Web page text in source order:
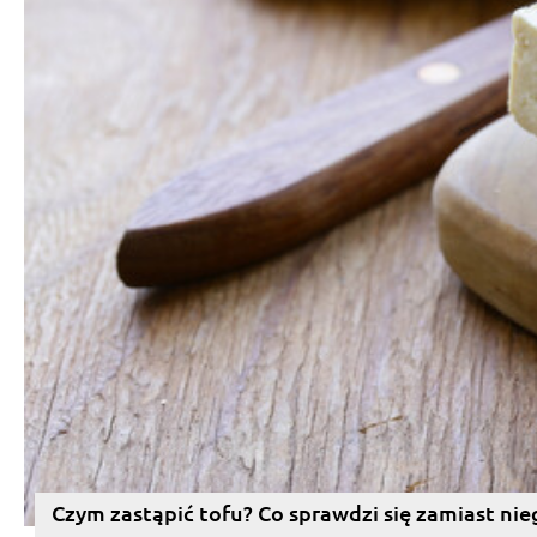
Czym zastąpić tofu? Co sprawdzi się zamiast